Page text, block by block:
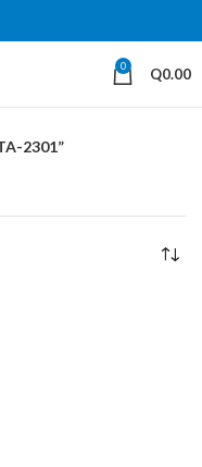
0 Q0.00
2301”